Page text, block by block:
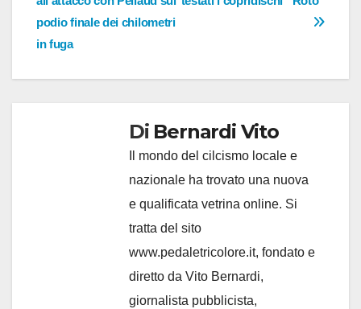
podio finale dei chilometri
in fuga
Di Bernardi Vito
Il mondo del cilcismo locale e
nazionale ha trovato una nuova
e qualificata vetrina online. Si
tratta del sito
www.pedaletricolore.it, fondato e
diretto da Vito Bernardi,
giornalista pubblicista,